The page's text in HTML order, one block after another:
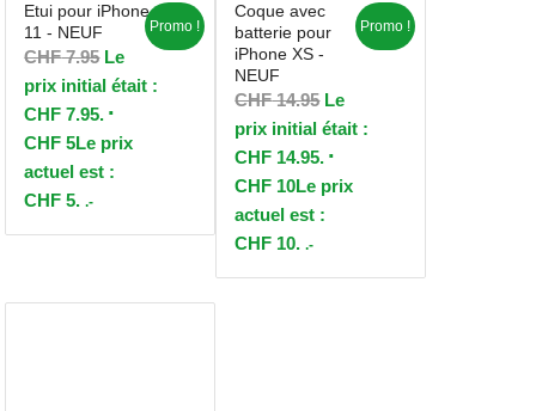
Etui pour iPhone
11 - NEUF
CHF7.95 Le
prix initial était :
CHF 7.95.
CHF 5Le prix
actuel est :
CHF 5. .-
Promo !
Coque avec
batterie pour
iPhone XS -
NEUF
CHF14.95 Le
prix initial était :
CHF 14.95.
CHF 10Le prix
actuel est :
CHF 10. .-
Promo !